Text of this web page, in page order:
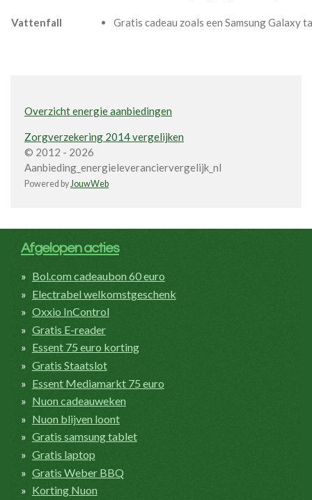
Vattenfall Gratis cadeau zoals een Samsung Galaxy
Overzicht energie aanbiedingen
Zorgverzekering 2014 vergelijken
© 2012 - 2026
Aanbieding_energieleveranciervergelijk_nl
Powered byJouwWeb
Afgelopen acties
Bol.com cadeaubon 60 euro
Electrabel welkomstgeschenk
Oxxio InControl
Gratis E-reader
Essent 75 euro korting
Gratis Staatslot
Essent Mediamarkt 75 euro
Nuon cadeauweken
Nuon blijven loont
Gratis samsung tablet
Gratis laptop
Gratis Weber BBQ
Korting Nuon